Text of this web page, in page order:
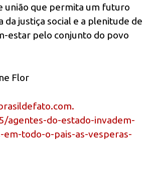
união que permita um futuro
da justiça social e a plenitude de
estar pelo conjunto do povo
Flor
agentes-do-estado-invadem-
em-todo-o-pais-as-vesperas-